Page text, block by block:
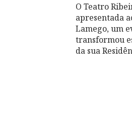
O Teatro
apresentada
Lamego, um
transformou
da sua